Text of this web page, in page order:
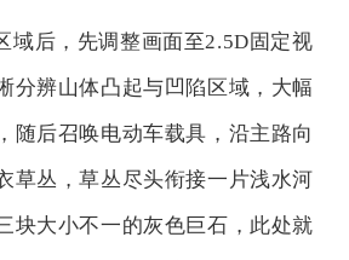
域后，先调整画面至2.5D固定视
分辨山体凸起与凹陷区域，大幅
随后召唤电动车载具，沿主路向
草丛，草丛尽头衔接一片浅水河
块大小不一的灰色巨石，此处就